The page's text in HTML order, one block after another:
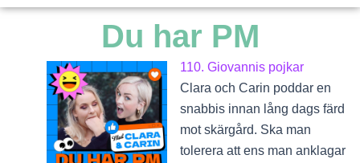
o
o
k
f
y
s
t
Du har PM
110. Giovannis pojkar
Clara och Carin poddar en
snabbis innan lång dags färd
mot skärgård. Ska man
tolerera att ens man anklagar